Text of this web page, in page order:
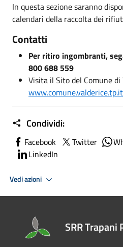
In questa sezione saranno
calendari della raccolta dei
Contatti
Per ritiro ingombranti,
800 688 559
Visita il Sito del Comune di
www.comune.valderice.tp.it
Condividi:
Facebook Twitter
LinkedIn
Vedi azioni
SRR